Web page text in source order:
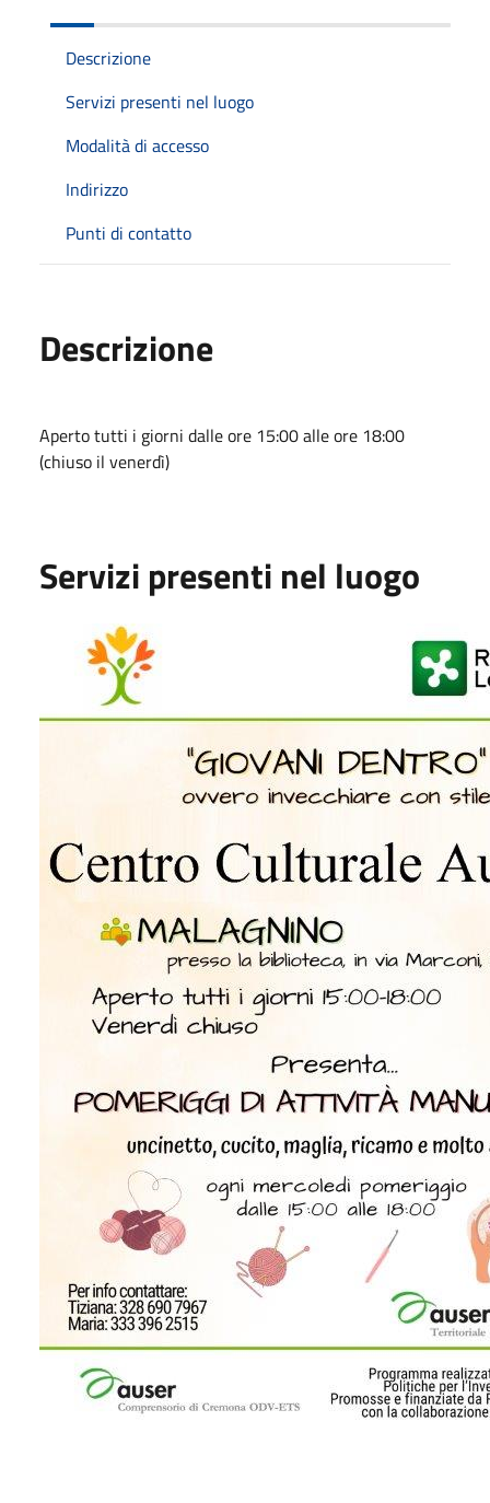
Descrizione
Servizi presenti nel luogo
Modalità di accesso
Indirizzo
Punti di contatto
Descrizione
Aperto tutti i giorni dalle ore 15:00 alle ore 18:00
(chiuso il venerdì)
Servizi presenti nel luogo